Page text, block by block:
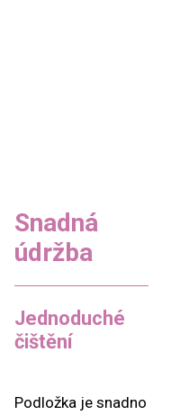
Snadná
údržba
Jednoduché
čištění
Podložka je snadno